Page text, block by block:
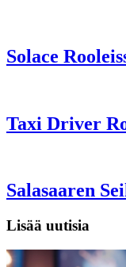
Solace
Taxi Driver
Salasaaren
Lisää uutisia